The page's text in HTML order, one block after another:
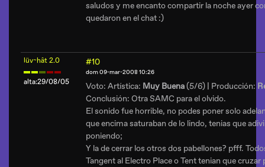
saludos y me encanto compartir la noche ayer
quedaron en el chat :)
lüv~hât 2.0
alta:29/08/05
#10
dom 09-mar-2008 10:26
Voto: Artística: Muy Buena(5/6) | Producción:
Conclusión: Otra SAMC para el olvido.
El sonido fue horrible, no podes poner solo
que encima saturaban de lo lindo, tenias que
poniendo;
Y la de cerrar los otros dos pabellones? pfff.
Tangent al Electro Place o Tent tenian que cruzar